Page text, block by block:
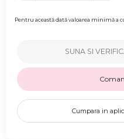
Pentru această dată valoarea minimă a
SUNA SI
Cumpara in